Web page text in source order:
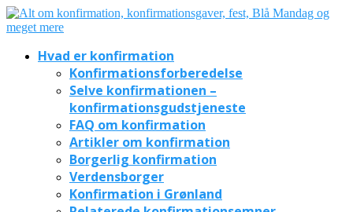
Hvad er konfirmation
Konfirmationsforberedelse
Selve konfirmationen –
konfirmationsgudstjeneste
FAQ om konfirmation
Artikler om konfirmation
Borgerlig konfirmation
Verdensborger
Konfirmation i Grønland